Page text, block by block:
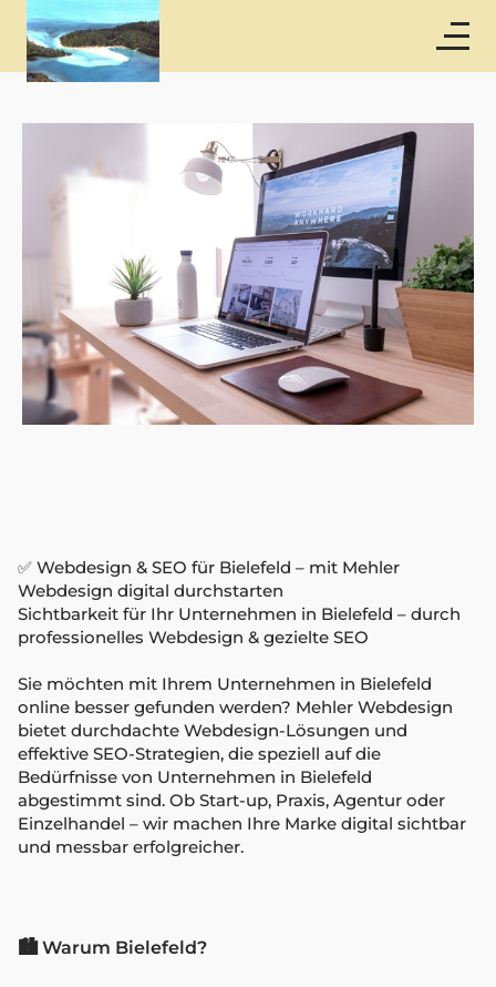
✅ Webdesign & SEO für Bielefeld – mit Mehler
Webdesign digital durchstarten
Sichtbarkeit für Ihr Unternehmen in Bielefeld – durch
professionelles Webdesign & gezielte SEO
Sie möchten mit Ihrem Unternehmen in Bielefeld
online besser gefunden werden? Mehler Webdesign
bietet durchdachte Webdesign-Lösungen und
effektive SEO-Strategien, die speziell auf die
Bedürfnisse von Unternehmen in Bielefeld
abgestimmt sind. Ob Start-up, Praxis, Agentur oder
Einzelhandel – wir machen Ihre Marke digital sichtbar
und messbar erfolgreicher.
🏙️ Warum Bielefeld?